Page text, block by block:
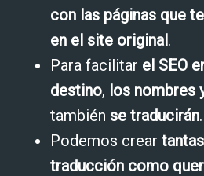
con las páginas que
en el site original.
Para facilitar el SEO
destino, los nombres
también se traducirán.
Podemos crear
traducción como